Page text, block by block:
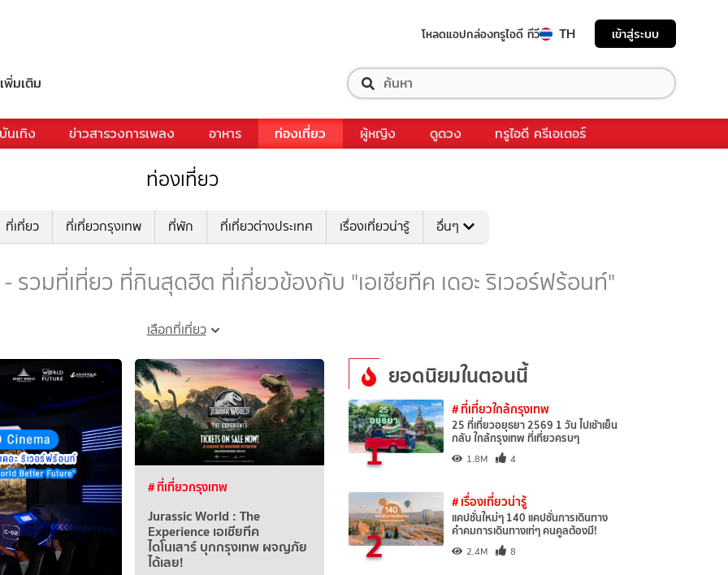
โหลดแอปกล่องทรูไอดี ทีวี TH เข้าสู่ระบบ
เพิ่มเติม
นเทิง ข่าวสารวงการเพลง อาหาร ท่องเที่ยว ผู้หญิง ดูดวง ทรูไอดี ครีเอเตอร์
ท่องเที่ยว
ที่เที่ยว ที่เที่ยวกรุงเทพ ที่พัก ที่เที่ยวต่างประเทศ เรื่องเที่ยวน่ารู้ อื่นๆ
- รวมที่เที่ยว ที่กินสุดฮิต ที่เกี่ยวข้องกับ "เอเชียทีค เดอะ ริเวอร์ฟร้อนท์"
เลือกที่เที่ยว
# ที่เที่ยวกรุงเทพ
Jurassic World : The
Experience เอเชียทีค
ไดโนเสาร์ บุกกรุงเทพ ผจญภัย
ได้เลย!
ยอดนิยมในตอนนี้
1
# ที่เที่ยวใกล้กรุงเทพ
25 ที่เที่ยวอยุธยา 2569 1 วัน ไปเช้าเย็น
กลับ ใกล้กรุงเทพ ที่เที่ยวครบๆ
1.8M 4
2
# เรื่องเที่ยวน่ารู้
แคปชั่นใหม่ๆ 140 แคปชั่นการเดินทาง
คำคมการเดินทางเท่ๆ คนคูลต้องมี!
2.4M 8